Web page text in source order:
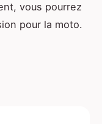
vous pourrez
pour la moto.